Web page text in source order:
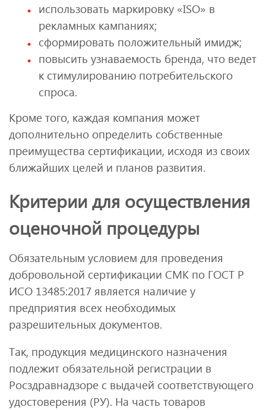
использовать маркировку «ISO» в
рекламных кампаниях;
сформировать положительный имидж;
повысить узнаваемость бренда, что ведет
к стимулированию потребительского
спроса.
Кроме того, каждая компания может
дополнительно определить собственные
преимущества сертификации, исходя из своих
ближайших целей и планов развития.
Критерии для осуществления
оценочной процедуры
Обязательным условием для проведения
добровольной сертификации СМК по ГОСТ Р
ИСО 13485:2017 является наличие у
предприятия всех необходимых
разрешительных документов.
Так, продукция медицинского назначения
подлежит обязательной регистрации в
Росздравнадзоре с выдачей соответствующего
удостоверения (РУ). На часть товаров